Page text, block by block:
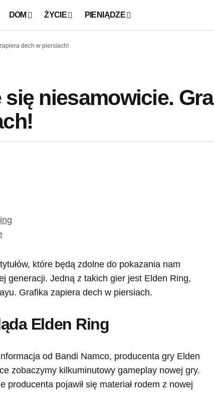
DOM ŻYCIE PIENIĄDZE
dech w piersiach!
niesamowicie. Gra
które będą zdolne do pokazania nam
generacji. Jedną z takich gier jest Elden Ring,
Grafika zapiera dech w piersiach.
Elden Ring
od Bandi Namco, producenta gry Elden
zobaczymy kilkuminutowy gameplay nowej gry.
producenta pojawił się materiał rodem z nowej